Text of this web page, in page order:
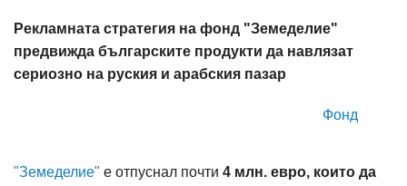
Рекламната стратегия на фонд "Земеделие"
предвижда българските продукти да навлязат
сериозно на руския и арабския пазар
Фонд
"Земеделие" е отпуснал почти 4 млн. евро, които да